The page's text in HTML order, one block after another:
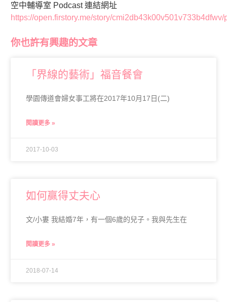
空中輔導室 Podcast 連結網址
https://open.firstory.me/story/cmi2db43k00v501v733b4dfwv/
你也許有興趣的文章
「界線的藝術」福音餐會
學園傳道會婦女事工將在2017年10月17日(二)
閱讀更多 »
2017-10-03
如何贏得丈夫心
文/小婁 我結婚7年，有一個6歲的兒子。我與先生在
閱讀更多 »
2018-07-14